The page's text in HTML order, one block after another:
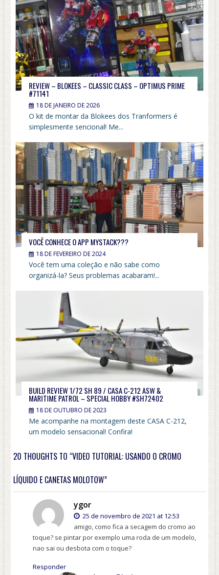
REVIEW – BLOKEES – CLASSIC CLASS – OPTIMUS PRIME
#71141
18 DE JANEIRO DE 2026
O kit de montar da Blokees dos Tranformers é
simplesmente sencional! Me...
VOCÊ CONHECE O APP MYSTACK???
18 DE FEVEREIRO DE 2024
Você tem uma coleção e não sabe como
organizá-la? Seus problemas acabaram!...
BUILD REVIEW 1/72 SH 89 / CASA C-212 ASW &
MARITIME PATROL – SPECIAL HOBBY #SH72402
18 DE OUTUBRO DE 2023
Me acompanhe na montagem deste CASA C-212,
um modelo sensacional! Confira!
20 THOUGHTS TO “VIDEO TUTORIAL: USANDO O CROMO
LÍQUIDO E CANETAS MOLOTOW”
ygor
25 de novembro de 2021 at 12:53
amigo, como fica a secagem do cromo ao
toque? se pintar por exemplo uma roda de um modelo,
nao sai ou desbota com o toque?
Responder